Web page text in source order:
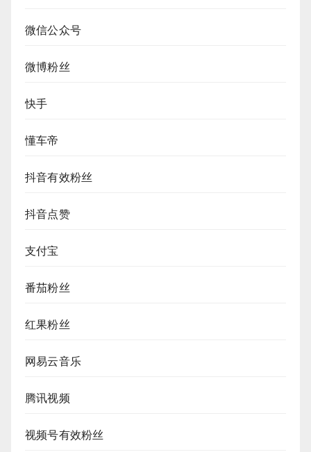
微信公众号
微博粉丝
快手
懂车帝
抖音有效粉丝
抖音点赞
支付宝
番茄粉丝
红果粉丝
网易云音乐
腾讯视频
视频号有效粉丝